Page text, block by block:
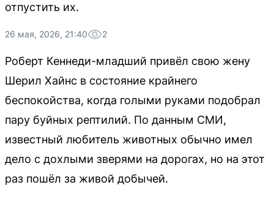
отпустить их.
26 мая, 2026, 21:40 2
Роберт Кеннеди-младший привёл свою жену
Шерил Хайнс в состояние крайнего
беспокойства, когда голыми руками подобрал
пару буйных рептилий. По данным СМИ,
известный любитель животных обычно имел
дело с дохлыми зверями на дорогах, но на этот
раз пошёл за живой добычей.